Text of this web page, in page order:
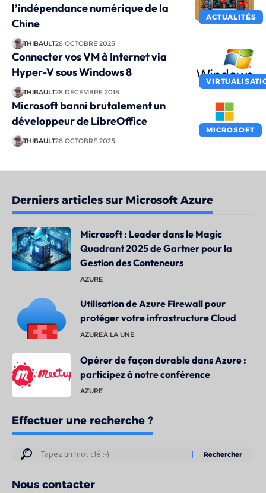
ACTUALITÉS
l’indépendance numérique de la
Chine
THIBAULT28 OCTOBRE 2025
Connecter vos VM à Internet via
Hyper-V sous Windows 8
THIBAULT28 DÉCEMBRE 2018
MICROSOFT
Microsoft banni brutalement un
développeur de LibreOffice
THIBAULT28 OCTOBRE 2025
Derniers articles sur Microsoft Azure
Microsoft : Leader dans le Magic
Quadrant 2025 de Gartner pour la
Gestion des Conteneurs
AZURE
Utilisation de Azure Firewall pour
protéger votre infrastructure Cloud
AZUREÀ LA UNE
Opérer de façon durable dans Azure :
participez à notre conférence
AZURE
Effectuer une recherche ?
Résultats
votre
Nous contacter